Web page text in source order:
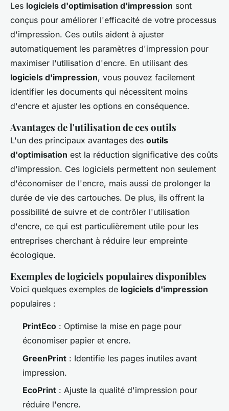
Les logiciels d'optimisation d'impression sont
conçus pour améliorer l'efficacité de votre processus
d'impression. Ces outils aident à ajuster
automatiquement les paramètres d'impression pour
maximiser l'utilisation d'encre. En utilisant des
logiciels d'impression, vous pouvez facilement
identifier les documents qui nécessitent moins
d'encre et ajuster les options en conséquence.
Avantages de l'utilisation de ces outils
L'un des principaux avantages des outils
d'optimisation est la réduction significative des coûts
d'impression. Ces logiciels permettent non seulement
d'économiser de l'encre, mais aussi de prolonger la
durée de vie des cartouches. De plus, ils offrent la
possibilité de suivre et de contrôler l'utilisation
d'encre, ce qui est particulièrement utile pour les
entreprises cherchant à réduire leur empreinte
écologique.
Exemples de logiciels populaires disponibles
Voici quelques exemples de logiciels d'impression
populaires :
PrintEco : Optimise la mise en page pour
économiser papier et encre.
GreenPrint : Identifie les pages inutiles avant
impression.
EcoPrint : Ajuste la qualité d'impression pour
réduire l'encre.